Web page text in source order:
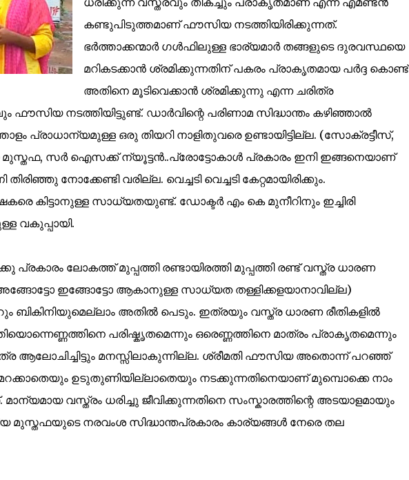
കണ്ടുപിടുത്തമാണ് ഫൗസിയ നടത്തിയിരിക്കുന്നത്.
ഭർത്താക്കന്മാർ ഗൾഫിലുള്ള ഭാര്യമാർ തങ്ങളുടെ ദുരവസ്ഥയെ
മറികടക്കാൻ ശ്രമിക്കുന്നതിന് പകരം പ്രാകൃതമായ പർദ്ദ കൊണ്ട്
അതിനെ മൂടിവെക്കാൻ ശ്രമിക്കുന്നു എന്ന ചരിത്ര
നടത്തിയിട്ടുണ്ട്. ഡാർവിന്റെ പരിണാമ സിദ്ധാന്തം കഴിഞ്ഞാൽ
പ്രാധാന്യമുള്ള ഒരു തിയറി നാളിതുവരെ ഉണ്ടായിട്ടില്ല. (സോക്രട്ടീസ്,
സർ ഐസക്ക് ന്യൂട്ടൻ..പ്രോട്ടോകാൾ പ്രകാരം ഇനി ഇങ്ങനെയാണ്
നോക്കേണ്ടി വരില്ല. വെച്ചടി വെച്ചടി കേറ്റമായിരിക്കും.
കിട്ടാനുള്ള സാധ്യതയുണ്ട്. ഡോക്ടർ എം കെ മുനീറിനും ഇച്ചിരി
വകുപ്പായി.
ലോകത്ത് മുപ്പത്തി രണ്ടായിരത്തി മുപ്പത്തി രണ്ട് വസ്ത്ര ധാരണ
ഇങ്ങോട്ടോ ആകാനുള്ള സാധ്യത തള്ളിക്കളയാനാവില്ല)
ബികിനിയുമെല്ലാം അതിൽ പെടും. ഇത്രയും വസ്ത്ര ധാരണ രീതികളിൽ
പരിഷ്കൃതമെന്നും ഒരെണ്ണത്തിനെ മാത്രം പ്രാകൃതമെന്നും
ആലോചിച്ചിട്ടും മനസ്സിലാകുന്നില്ല. ശ്രീമതി ഫൗസിയ അതൊന്ന് പറഞ്ഞ്
ഉടുതുണിയില്ലാതെയും നടക്കുന്നതിനെയാണ് മുമ്പൊക്കെ നാം
മാന്യമായ വസ്ത്രം ധരിച്ചു ജീവിക്കുന്നതിനെ സംസ്കാരത്തിന്റെ അടയാളമായും
മുസ്തഫയുടെ നരവംശ സിദ്ധാന്തപ്രകാരം കാര്യങ്ങൾ നേരെ തല